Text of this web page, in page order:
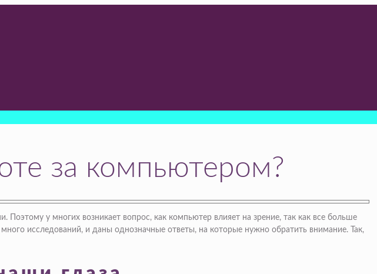
за компьютером?
у многих возникает вопрос, как компьютер влияет на зрение, так как все больше
исследований, и даны однозначные ответы, на которые нужно обратить внимание. Так,